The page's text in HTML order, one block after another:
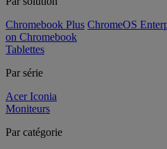
Chromebook Plus ChromeOS
on Chromebook
Tablettes
Par série
Acer Iconia
Moniteurs
Par catégorie